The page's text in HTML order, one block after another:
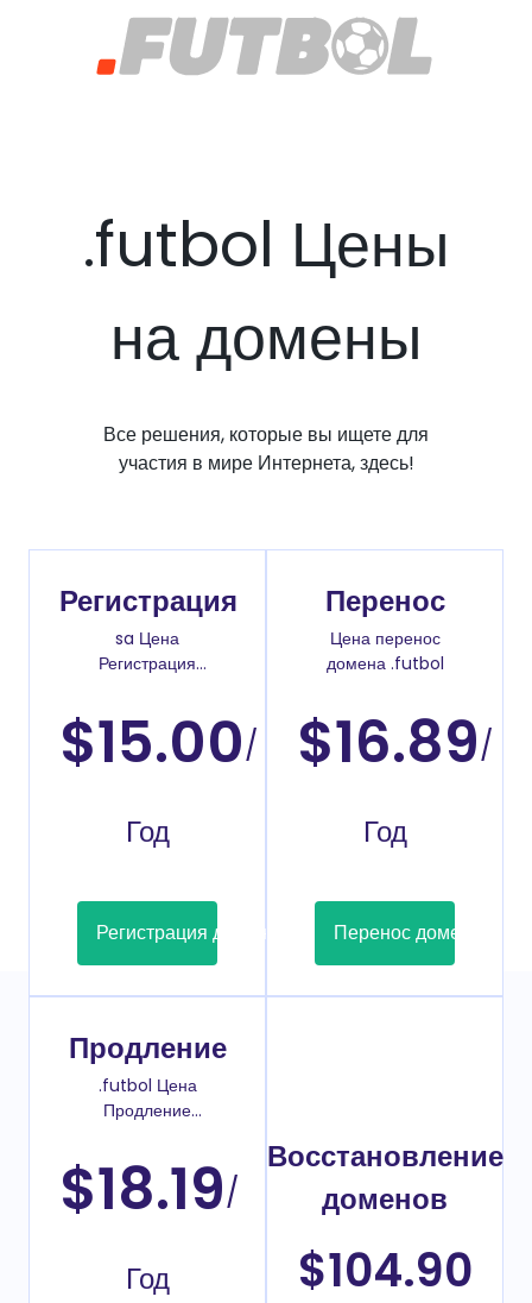
.futbol Цены
на домены
Все решения, которые вы ищете для
участия в мире Интернета, здесь!
Регистрация
sa Цена
Регистрация
$15.00/
Год
Регистрация домена
Перенос
Цена перенос
домена .futbol
$16.89/
Год
Перенос домена
Продление
.futbol Цена
Продление
$18.19/
Год
Восстановление
доменов
$104.90